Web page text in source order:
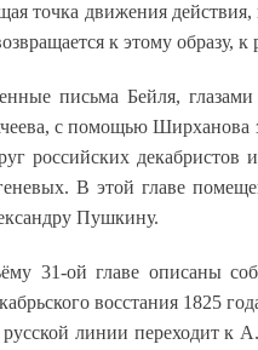
точка движения
к этому образу, к
письма Бейля,
с помощью
российских
В этой главе
Пушкину.
31-ой главе описаны
восстания 1825
русской линии переходит к